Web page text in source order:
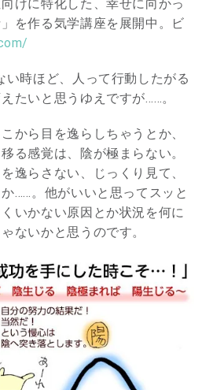
けに特化した、幸せに向かっ
を作る気学講座を展開中。ビ
時ほど、人って行動したがる
たいと思うゆえですが……。
から目を逸らしちゃうとか、
る感覚は、陰が極まらない。
逸らさない、じっくり見て、
……。他がいいと思ってスッと
いかない原因とか状況を何に
ないかと思うのです。